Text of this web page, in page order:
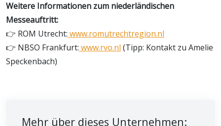
Weitere Informationen zum niederländischen
Messeauftritt:
👉 ROM Utrecht: www.romutrechtregion.nl
👉 NBSO Frankfurt: www.rvo.nl (Tipp: Kontakt zu Amelie
Speckenbach)
Mehr über dieses Unternehmen: